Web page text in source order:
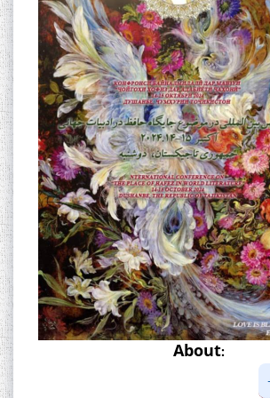
About:
БА МУНОСИБАТИ
БУЗУРГДОШТИ РӮЗИ РӮДАКӢ
Дар Академияи миллии
илмҳои Тоҷикистон бахшида
ба 100-солагии мунаққиду
адабиётшинос Соҳиб
Табаров ҳамоиши илмӣ-
назариявӣ баргузор гардид.